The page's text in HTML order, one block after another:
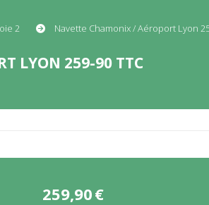
2 Navette Chamonix / Aéroport Lyon
LYON 259-90 TTC
259,90€